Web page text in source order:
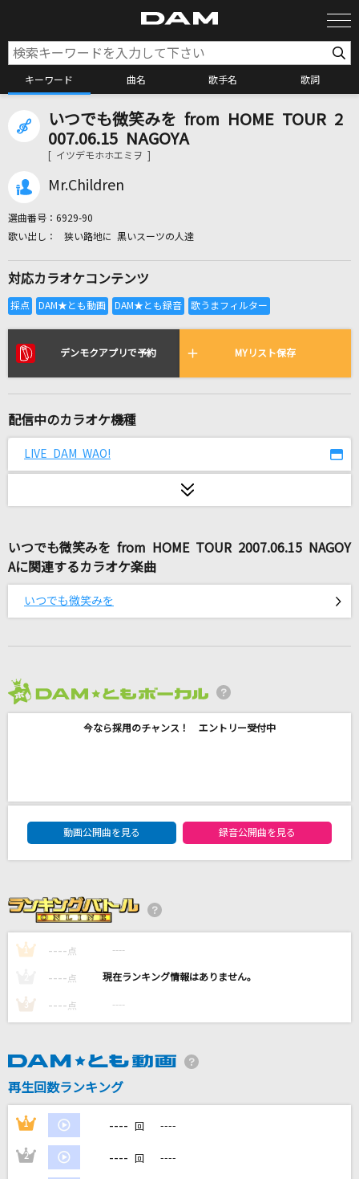
キーワード 曲名 歌手名 歌詞
カラオケ検索
カラオケリクエスト
リアルタイムで歌われている曲の一覧
夜の踊り子
ラストチャンス、ラストダンス
≠ME
FLOW
瞳をとじて
平井堅
カメレオン
ヨルシカ
ジャンピン
可愛くてごめん
もっと見る
DAMに会員登録・ログインして
いつでも微笑みを from HOME TOUR 2
007.06.15 NAGOYA
[ イツデモホホエミヲ ]
Mr.Children
選曲番号： 6929-90
狭い路地に 黒いスーツの人達
対応カラオケコンテンツ
デンモクアプリで予約 MYリスト保存
配信中のカラオケ機種
LIVE DAM WAO!
いつでも微笑みを from HOME TOUR 2007.06.15 NAGOY
Aに関連するカラオケ楽曲
いつでも微笑みを
今なら採用のチャンス！ エントリー受付中
DAM★ともボーカルエントリーランキング
動画公開曲を見る
録音公開曲を見る
1 ---- 点 ----
---- 点 ----
3 ---- 点 ----
再生回数ランキング
1 ---- 回 ----
2 ---- 回 ----